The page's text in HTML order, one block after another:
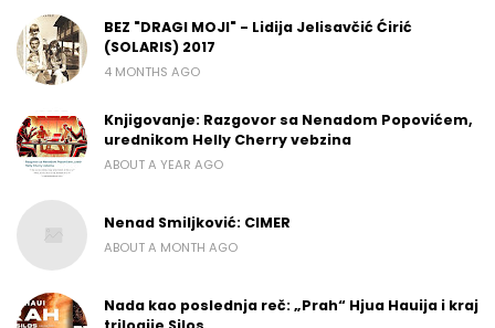
BEZ "DRAGI MOJI" - Lidija Jelisavčić Ćirić
(SOLARIS) 2017
4 MONTHS AGO
Knjigovanje: Razgovor sa Nenadom Popovićem,
urednikom Helly Cherry vebzina
ABOUT A YEAR AGO
Nenad Smiljković: CIMER
ABOUT A MONTH AGO
Nada kao poslednja reč: „Prah“ Hjua Hauija i kraj